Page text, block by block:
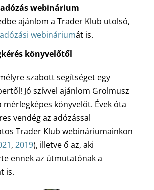
adózás webinárium
ajánlom a Trader Klub utolsó,
webináriumát is.
könyvelőtől
szabott segítséget egy
Jó szívvel ajánlom Grolmusz
mérlegképes könyvelőt. Évek óta
vendég az adózással
Trader Klub webináriumainkon
, 2019), illetve ő az, aki
ennek az útmutatónak a
is.